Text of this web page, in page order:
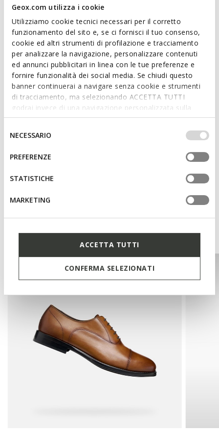
Geox.com utilizza i cookie
Utilizziamo cookie tecnici necessari per il corretto
funzionamento del sito e, se ci fornisci il tuo consenso,
cookie ed altri strumenti di profilazione e tracciamento
per analizzare la navigazione, personalizzare contenuti
ed annunci pubblicitari in linea con le tue preferenze e
fornire funzionalità dei social media. Se chiudi questo
banner continuerai a navigare senza cookie e strumenti
di tracciamento, ma selezionando ACCETTA TUTTI
godrai invece di una navigazione personalizzata sulla
base dei tuoi gusti ed interessi. Selezionando
IMPOSTAZIONI potrai anche scegliere quali cookies ed
altri strumenti di tracciamento autorizzare. Per maggiori
informazioni o per modificare in qualsiasi momento le
tue impostazioni, visita la nostra
consenso
NECESSARIO
PREFERENZE
STATISTICHE
MARKETING
ACCETTA TUTTI
CONFERMA SELEZIONATI
enhance business looks and important occasions.
Features
By purchasing this product, you are
supporting Leather Working Group certified
tanneries
Lace fastening; Removable insole
Materials
Technologies
You may also like